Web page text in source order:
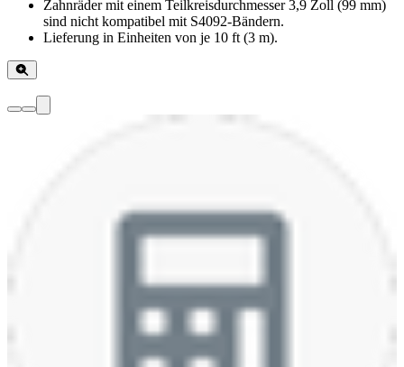
Zahnräder mit einem Teilkreisdurchmesser 3,9 Zoll (99 mm)
sind nicht kompatibel mit S4092-Bändern.
Lieferung in Einheiten von je 10 ft (3 m).